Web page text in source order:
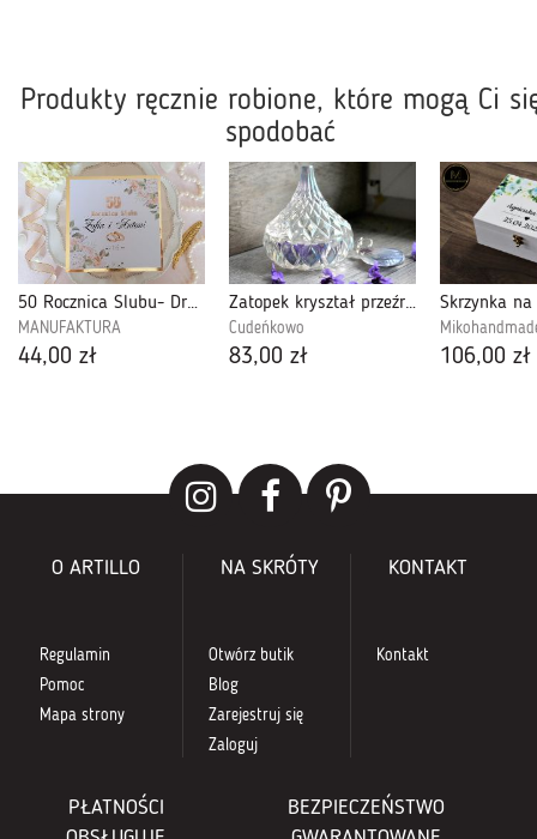
Produkty ręcznie robione, które mogą Ci
spodobać
50 Rocznica Ślubu- Drewniana Kartka PPRS02
MANUFAKTURA
44,00 zł
Zatopek kryształ przeźroczysta II
Cudeńkowo
83,00 zł 106,00 zł
O ARTILLO
Regulamin
Pomoc
Mapa strony
NA SKRÓTY
Otwórz butik
Blog
Zarejestruj się
Zaloguj
KONTAKT
Kontakt
PŁATNOŚCI
BEZPIECZEŃSTWO